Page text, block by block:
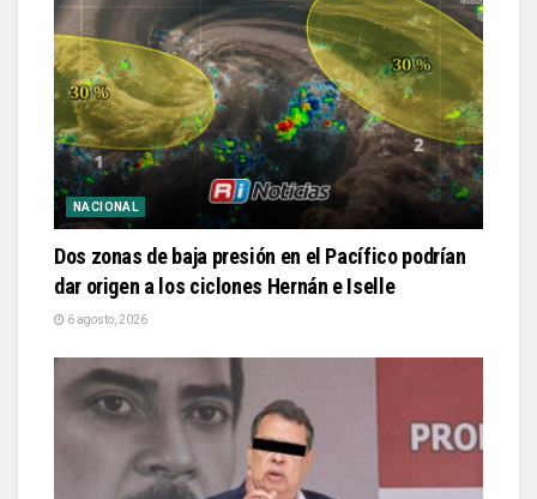
NACIONAL
Dos zonas de baja presión en el Pacífico podrían
dar origen a los ciclones Hernán e Iselle
6 agosto, 2026